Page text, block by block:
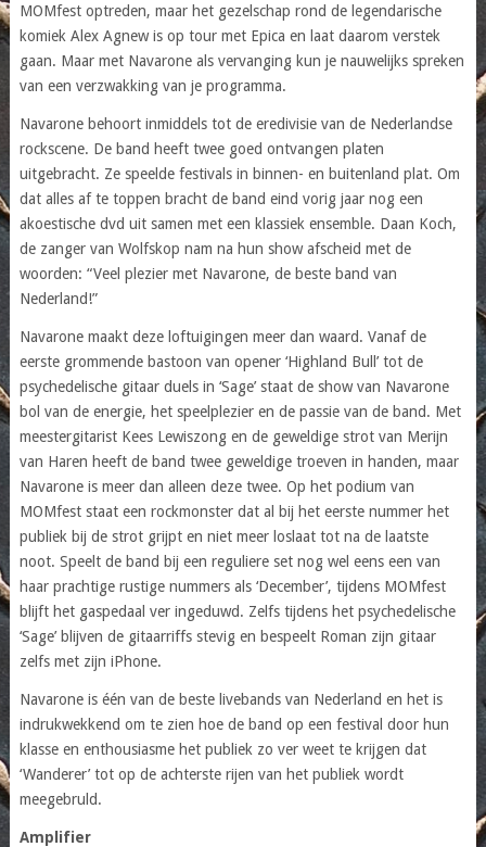
MOMfest optreden, maar het gezelschap rond de legendarische
komiek Alex Agnew is op tour met Epica en laat daarom verstek
gaan. Maar met Navarone als vervanging kun je nauwelijks spreken
van een verzwakking van je programma.
Navarone behoort inmiddels tot de eredivisie van de Nederlandse
rockscene. De band heeft twee goed ontvangen platen
uitgebracht. Ze speelde festivals in binnen- en buitenland plat. Om
dat alles af te toppen bracht de band eind vorig jaar nog een
akoestische dvd uit samen met een klassiek ensemble. Daan Koch,
de zanger van Wolfskop nam na hun show afscheid met de
woorden: “Veel plezier met Navarone, de beste band van
Nederland!”
Navarone maakt deze loftuigingen meer dan waard. Vanaf de
eerste grommende bastoon van opener ‘Highland Bull’ tot de
psychedelische gitaar duels in ‘Sage’ staat de show van Navarone
bol van de energie, het speelplezier en de passie van de band. Met
meestergitarist Kees Lewiszong en de geweldige strot van Merijn
van Haren heeft de band twee geweldige troeven in handen, maar
Navarone is meer dan alleen deze twee. Op het podium van
MOMfest staat een rockmonster dat al bij het eerste nummer het
publiek bij de strot grijpt en niet meer loslaat tot na de laatste
noot. Speelt de band bij een reguliere set nog wel eens een van
haar prachtige rustige nummers als ‘December’, tijdens MOMfest
blijft het gaspedaal ver ingeduwd. Zelfs tijdens het psychedelische
‘Sage’ blijven de gitaarriffs stevig en bespeelt Roman zijn gitaar
zelfs met zijn iPhone.
Navarone is één van de beste livebands van Nederland en het is
indrukwekkend om te zien hoe de band op een festival door hun
klasse en enthousiasme het publiek zo ver weet te krijgen dat
‘Wanderer’ tot op de achterste rijen van het publiek wordt
meegebruld.
Amplifier